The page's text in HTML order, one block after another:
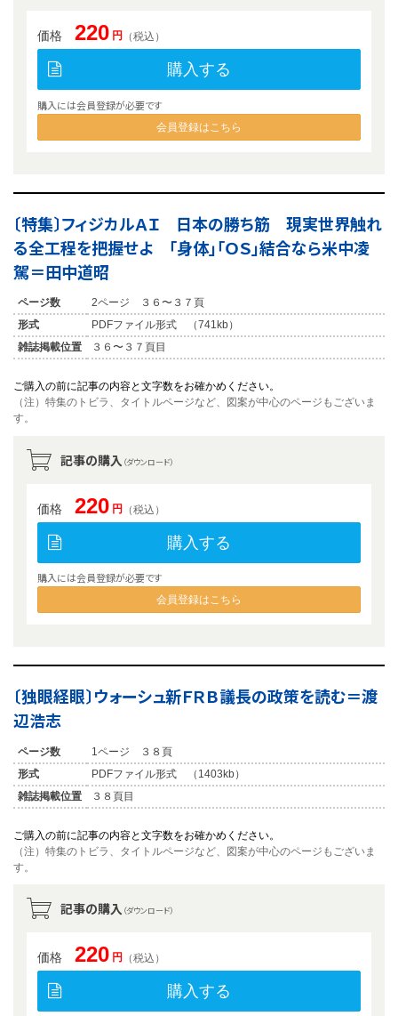
価格 220 円 （税込）
購入する
購入には会員登録が必要です
会員登録はこちら
〔特集〕フィジカルＡＩ 日本の勝ち筋 現実世界触れ
る全工程を把握せよ 「身体」「ＯＳ」結合なら米中凌
駕＝田中道昭
ページ数
2ページ ３６〜３７頁
形式
PDFファイル形式 （741kb）
雑誌掲載位置
３６〜３７頁目
ご購入の前に記事の内容と文字数をお確かめください。
（注）特集のトビラ、タイトルページなど、図案が中心のページもございま
す。
記事の購入 （ダウンロード）
価格 220 円 （税込）
購入する
購入には会員登録が必要です
会員登録はこちら
〔独眼経眼〕ウォーシュ新ＦＲＢ議長の政策を読む＝渡
辺浩志
ページ数
1ページ ３８頁
形式
PDFファイル形式 （1403kb）
雑誌掲載位置
３８頁目
ご購入の前に記事の内容と文字数をお確かめください。
（注）特集のトビラ、タイトルページなど、図案が中心のページもございま
す。
記事の購入 （ダウンロード）
価格 220 円 （税込）
購入する